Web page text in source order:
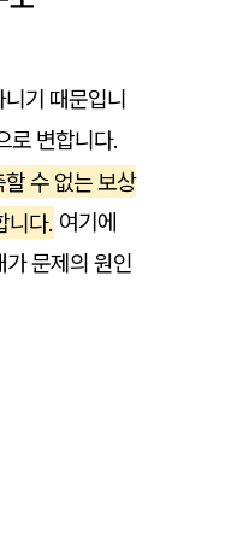
기 때문입니
로 변합니다.
할 수 없는 보상
니다. 여기에
문제의 원인